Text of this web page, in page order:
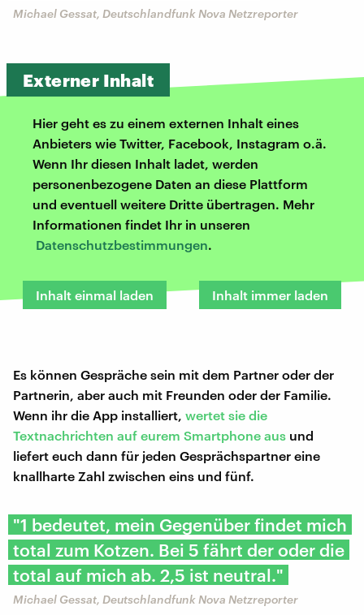
Michael Gessat, Deutschlandfunk Nova Netzreporter
Externer Inhalt
Hier geht es zu einem externen Inhalt eines
Anbieters wie Twitter, Facebook, Instagram o.ä.
Wenn Ihr diesen Inhalt ladet, werden
personenbezogene Daten an diese Plattform
und eventuell weitere Dritte übertragen. Mehr
Informationen findet Ihr in unseren
Datenschutzbestimmungen.
Inhalt einmal laden Inhalt immer laden
Es können Gespräche sein mit dem Partner oder der
Partnerin, aber auch mit Freunden oder der Familie.
Wenn ihr die App installiert, wertet sie die
Textnachrichten auf eurem Smartphone aus und
liefert euch dann für jeden Gesprächspartner eine
knallharte Zahl zwischen eins und fünf.
"1 bedeutet, mein Gegenüber findet mich
total zum Kotzen. Bei 5 fährt der oder die
total auf mich ab. 2,5 ist neutral."
Michael Gessat, Deutschlandfunk Nova Netzreporter